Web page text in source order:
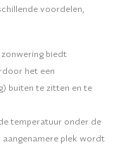
voordelen,
zonwering biedt
het een
buiten te zitten en te
temperatuur onder de
plek wordt